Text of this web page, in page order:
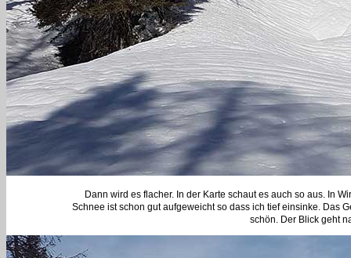
Dann wird es flacher. In der Karte schaut es auch so aus. In
Schnee ist schon gut aufgeweicht so dass ich tief einsinke. Das
schön. Der Blick geht